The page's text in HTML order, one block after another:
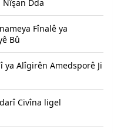
Nîşan Dda
Fînalê ya
Bû
ya Alîgirên Amedsporê Ji
Civîna ligel